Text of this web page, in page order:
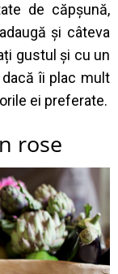
de căpșună,
și câteva
gustul și cu un
îi plac mult
ei preferate.
rose